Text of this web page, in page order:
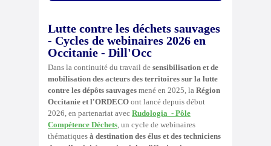
Lutte contre les déchets sauvages
- Cycles de webinaires 2026 en
Occitanie - Dill'Occ
Dans la continuité du travail de sensibilisation et de
mobilisation des acteurs des territoires sur la lutte
contre les dépôts sauvages mené en 2025, la Région
Occitanie et l'ORDECO ont lancé depuis début
2026, en partenariat avec Rudologia - Pôle
Compétence Déchets, un cycle de webinaires
thématiques à destination des élus et des techniciens